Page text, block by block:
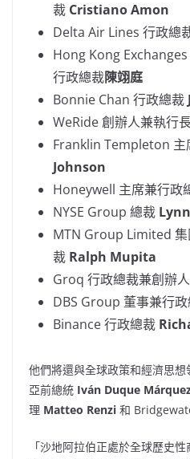
裁 Cristiano Amon
Delta Air Lines 行政總
Hong Kong
行政總裁陳翊庭
Bonnie Chan 行政總裁
WeRide 創辦人兼執行
Franklin Templeton 主
Johnson
Honeywell 主席兼行政
NYSE Group 總裁
MTN Group Limited
裁 Ralph Mupita
Groq 行政總裁兼創辦人
DBS Group 董事兼行
Binance 行政總裁
他們將還與全球政策和經濟思
亞前總統 Iván Duque
理 Matteo Renzi 和
「沙地阿拉伯正處於全球歷史